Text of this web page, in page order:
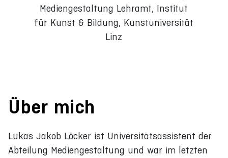
Mediengestaltung Lehramt, Institut
für Kunst & Bildung, Kunstuniversität
Linz
Über mich
Lukas Jakob Löcker ist Universitätsassistent der
Abteilung Mediengestaltung und war im letzten